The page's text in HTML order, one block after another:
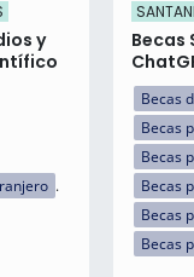
y
Becas
Becas
Becas
Becas
Becas
Becas
Becas